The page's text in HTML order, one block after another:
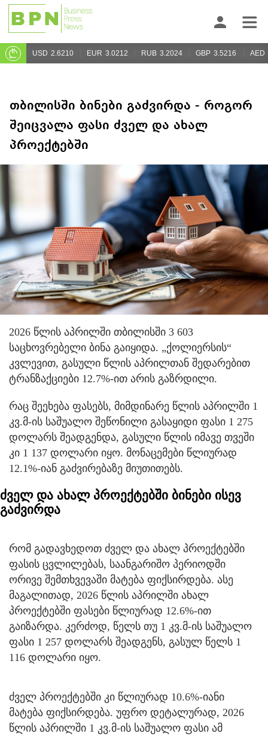
USD 2.6210 EUR 3.0212 RUB 3.2024 GBP 3.5216 AED
თბილისში ბინები გაძვირდა - როგორ
შეიცვალა ფასი ძველ და ახალ
პროექტებში
2026 წლის აპრილში თბილისში 3 603
საცხოვრებელი ბინა გაიყიდა. „ქოლიერსის“
კვლევით, გასული წლის აპრილთან შედარებით
ტრანზაქციები 12.7%-ით არის გაზრდილი.
რაც შეეხება ფასებს, მიმდინარე წლის აპრილში 1
კვ.მ-ის საშუალო შეწონილი გასაყიდი ფასი 1 275
დოლარს შეადგენდა, გასული წლის იმავე თვეში
კი 1 137 დოლარი იყო. მონაცემები წლიურად
12.1%-იან გაძვირებაზე მიუთითებს.
ძველ და ახალ პროექტებში ბინები ისევ
გაძვირდა
რომ გადავხედოთ ძველ და ახალ პროექტებში
ფასის ცვლილებას, საანგარიშო პერიოდში
ორივე შემთხვევაში მატება ფიქსირდება. ასე
მაგალითად, 2026 წლის აპრილში ახალ
პროექტებში ფასები წლიურად 12.6%-ით
გაიზარდა. კერძოდ, წელს თუ 1 კვ.მ-ის საშუალო
ფასი 1 257 დოლარს შეადგენს, გასულ წელს 1
116 დოლარი იყო.
ძველ პროექტებში კი წლიურად 10.6%-იანი
მატება ფიქსირდება. უფრო დეტალურად, 2026
წლის აპრილში 1 კვ.მ-ის საშუალო ფასი ამ